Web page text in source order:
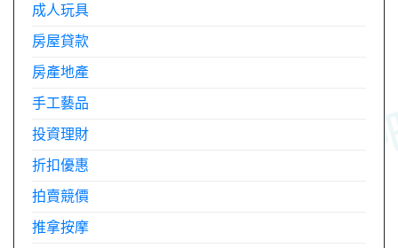
成人玩具
房屋貸款
房產地產
手工藝品
投資理財
折扣優惠
拍賣競價
推拿按摩